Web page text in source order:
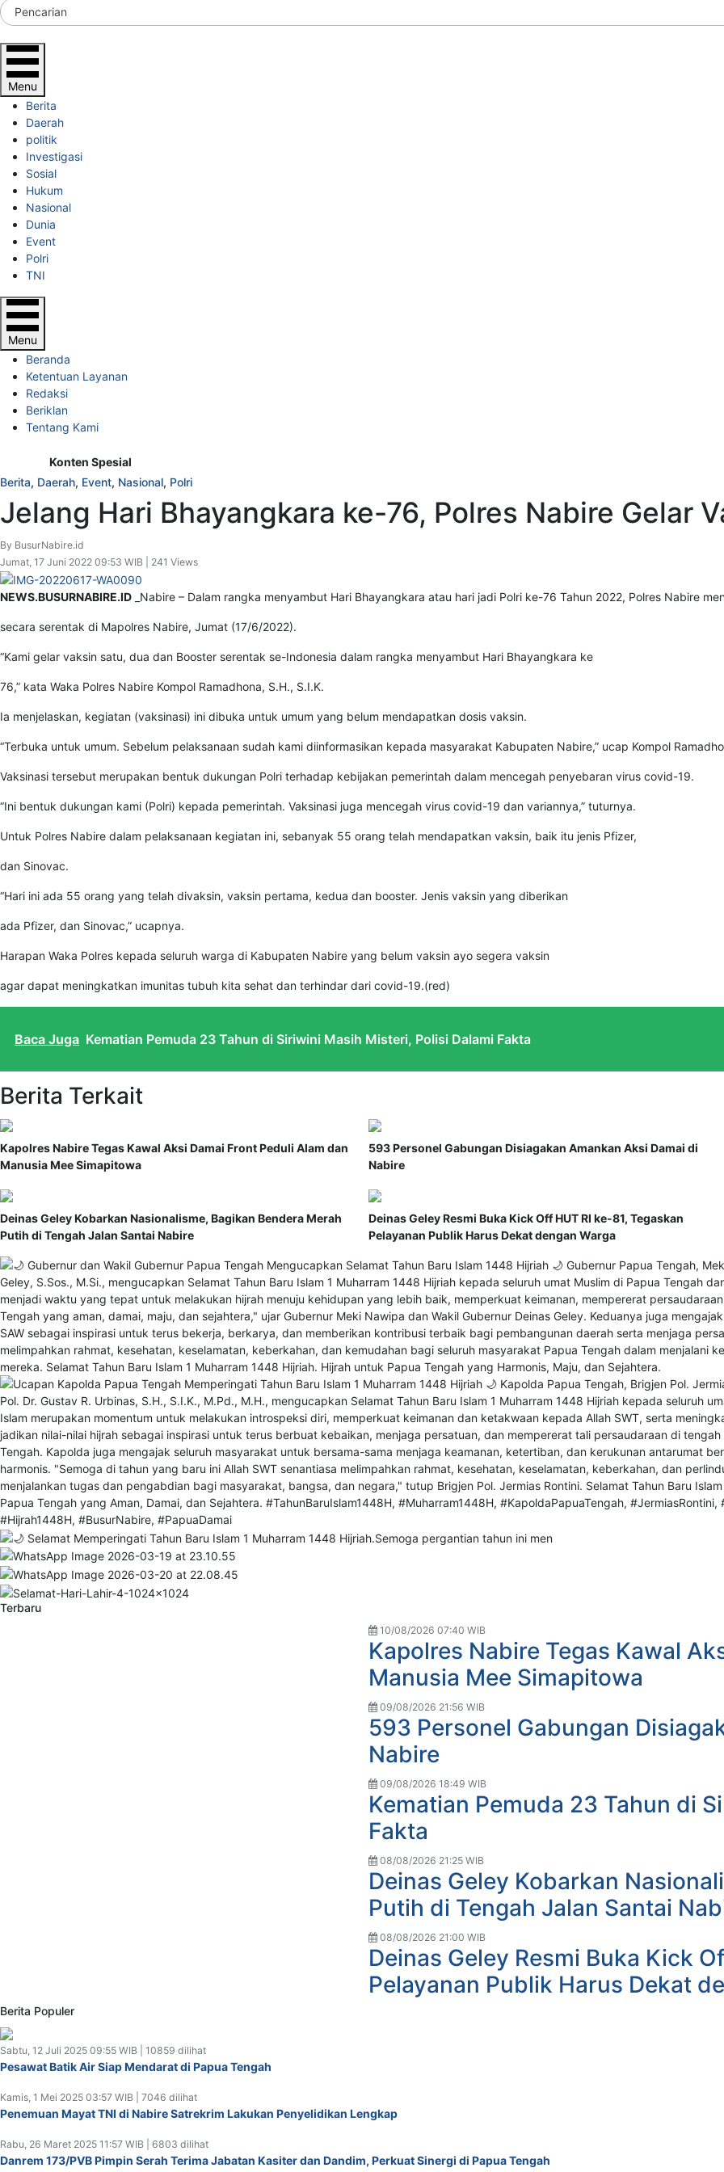
Menu
Berita
Daerah
politik
Investigasi
Sosial
Hukum
Nasional
Dunia
Event
Polri
TNI
Menu
Beranda
Ketentuan Layanan
Redaksi
Beriklan
Tentang Kami
Konten Spesial
Berita, Daerah, Event, Nasional, Polri
Jelang Hari Bhayangkara ke-76, Polres Nabire Gelar
By BusurNabire.id
Jumat, 17 Juni 2022 09:53 WIB | 241 Views
NEWS.BUSURNABIRE.ID _Nabire – Dalam rangka menyambut Hari Bhayangkara atau hari jadi Polri ke-76 Tahun 2022, Polres Nabire
secara serentak di Mapolres Nabire, Jumat (17/6/2022).
“Kami gelar vaksin satu, dua dan Booster serentak se-Indonesia dalam rangka menyambut Hari Bhayangkara ke
76,” kata Waka Polres Nabire Kompol Ramadhona, S.H., S.I.K.
Ia menjelaskan, kegiatan (vaksinasi) ini dibuka untuk umum yang belum mendapatkan dosis vaksin.
“Terbuka untuk umum. Sebelum pelaksanaan sudah kami diinformasikan kepada masyarakat Kabupaten Nabire,” ucap Kompol
Vaksinasi tersebut merupakan bentuk dukungan Polri terhadap kebijakan pemerintah dalam mencegah penyebaran virus covid-19.
“Ini bentuk dukungan kami (Polri) kepada pemerintah. Vaksinasi juga mencegah virus covid-19 dan variannya,” tuturnya.
Untuk Polres Nabire dalam pelaksanaan kegiatan ini, sebanyak 55 orang telah mendapatkan vaksin, baik itu jenis Pfizer,
dan Sinovac.
“Hari ini ada 55 orang yang telah divaksin, vaksin pertama, kedua dan booster. Jenis vaksin yang diberikan
ada Pfizer, dan Sinovac,” ucapnya.
Harapan Waka Polres kepada seluruh warga di Kabupaten Nabire yang belum vaksin ayo segera vaksin
agar dapat meningkatkan imunitas tubuh kita sehat dan terhindar dari covid-19.(red)
Baca Juga Kematian Pemuda 23 Tahun di Siriwini Masih Misteri, Polisi Dalami Fakta
Berita Terkait
Kapolres Nabire Tegas Kawal Aksi Damai Front Peduli Alam dan
Manusia Mee Simapitowa
593 Personel Gabungan Disiagakan Amankan Aksi Damai di
Nabire
Deinas Geley Kobarkan Nasionalisme, Bagikan Bendera Merah
Putih di Tengah Jalan Santai Nabire
Deinas Geley Resmi Buka Kick Off HUT RI ke-81, Tegaskan
Pelayanan Publik Harus Dekat dengan Warga
Terbaru
10/08/2026 07:40 WIB
Kapolres Nabire Tegas Kawal
Manusia Mee Simapitowa
09/08/2026 21:56 WIB
593 Personel Gabungan
Nabire
09/08/2026 18:49 WIB
Kematian Pemuda 23 Tahun di
Fakta
08/08/2026 21:25 WIB
Deinas Geley Kobarkan
Putih di Tengah Jalan Santai
08/08/2026 21:00 WIB
Deinas Geley Resmi Buka Kick
Pelayanan Publik Harus Dekat
Berita Populer
Sabtu, 12 Juli 2025 09:55 WIB | 10859 dilihat
Pesawat Batik Air Siap Mendarat di Papua Tengah
Kamis, 1 Mei 2025 03:57 WIB | 7046 dilihat
Penemuan Mayat TNI di Nabire Satrekrim Lakukan Penyelidikan Lengkap
Rabu, 26 Maret 2025 11:57 WIB | 6803 dilihat
Danrem 173/PVB Pimpin Serah Terima Jabatan Kasiter dan Dandim, Perkuat Sinergi di Papua Tengah